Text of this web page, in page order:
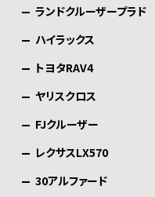
ランドクルーザープラド
ハイラックス
トヨタRAV4
ヤリスクロス
FJクルーザー
レクサスLX570
30アルファード